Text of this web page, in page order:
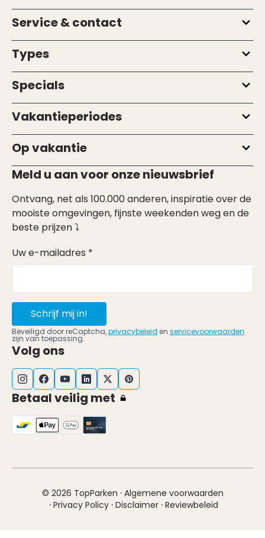
Service & contact
Types
Specials
Vakantieperiodes
Op vakantie
Meld u aan voor onze nieuwsbrief
Ontvang, net als 100.000 anderen, inspiratie over de
mooiste omgevingen, fijnste weekenden weg en de
beste prijzen ⤵
Uw e-mailadres *
Schrijf mij in!
Beveiligd door reCaptcha,privacybeleid en servicevoorwaarden
zijn van toepassing.
Volg ons
Betaal veilig met
© 2026 TopParken · Algemene voorwaarden
· Privacy Policy · Disclaimer · Reviewbeleid